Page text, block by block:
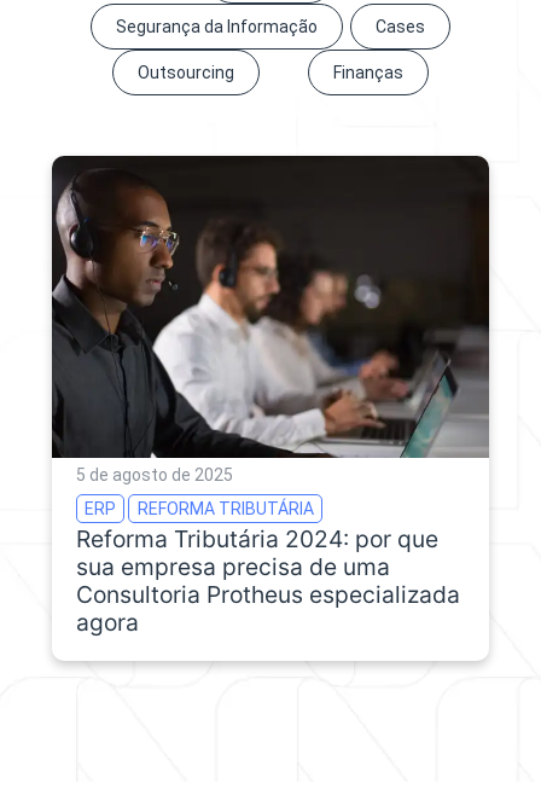
Segurança da Informação Cases
Outsourcing Finanças
5 de agosto de 2025
ERP
REFORMA TRIBUTÁRIA
Reforma Tributária 2024: por que
sua empresa precisa de uma
Consultoria Protheus especializada
agora